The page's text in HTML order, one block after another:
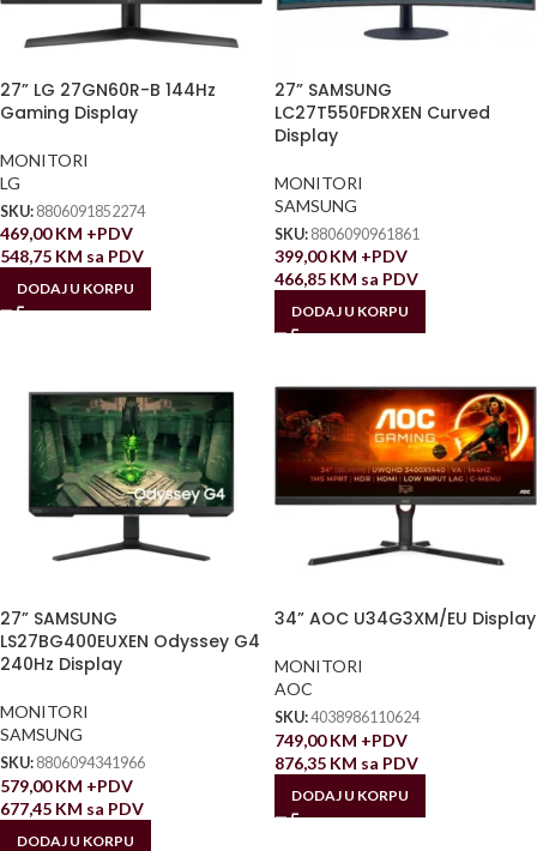
27” LG 27GN60R-B 144Hz
Gaming Display
MONITORI
LG
SKU: 8806091852274
469,00KM +PDV
548,75 KM sa PDV
DODAJ U KORPU
27” SAMSUNG
LC27T550FDRXEN Curved
Display
MONITORI
SAMSUNG
SKU: 8806090961861
399,00KM +PDV
466,85 KM sa PDV
DODAJ U KORPU
27” SAMSUNG
LS27BG400EUXEN Odyssey G4
240Hz Display
MONITORI
SAMSUNG
SKU: 8806094341966
579,00KM +PDV
677,45 KM sa PDV
DODAJ U KORPU
34” AOC U34G3XM/EU Display
MONITORI
AOC
SKU:4038986110624
749,00KM +PDV
876,35 KM sa PDV
DODAJ U KORPU